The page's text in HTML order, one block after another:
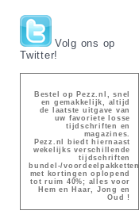
Volg ons op
Twitter!
Bestel op Pezz.nl, snel
en gemakkelijk, altijd
de laatste uitgave van
uw favoriete losse
tijdschriften en
magazines.
Pezz.nl biedt hiernaast
wekelijks verschillende
tijdschriften
bundel-/voordeelpakketten
met kortingen oplopend
tot ruim 40%; alles voor
Hem en Haar, Jong en
Oud !